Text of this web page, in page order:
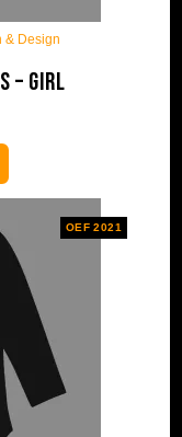
& Design
– Girl
OEF 2021